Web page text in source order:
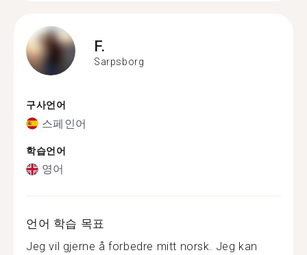
F.
Sarpsborg
구사언어
스페인어
학습언어
영어
언어 학습 목표
Jeg vil gjerne å forbedre mitt norsk. Jeg kan